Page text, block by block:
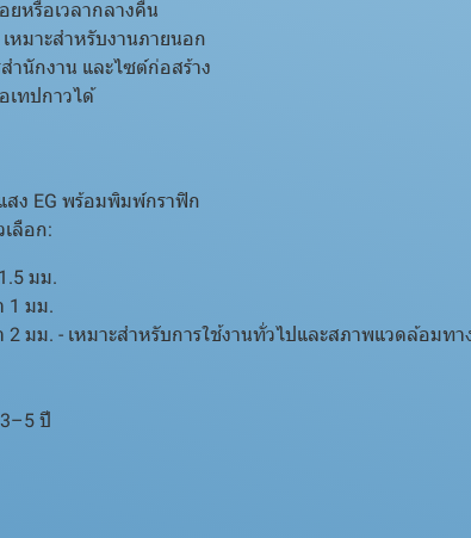
ยหรือเวลากลางคืน
หมาะสำหรับงานภายนอก
ำนักงาน และไซต์ก่อสร้าง
เทปกาวได้
ง EG พร้อมพิมพ์กราฟิก
ลือก:
มม.
มม.
เหมาะสำหรับการใช้งานทั่วไปและสภาพแวดล้อมทาง
ปี